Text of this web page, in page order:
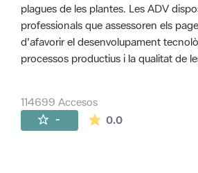
plagues de les plantes. Les ADV
professionals que assessoren els
d'afavorir el desenvolupament
processos productius i la qualitat de
114699 Accesos
- 0.0La valoración